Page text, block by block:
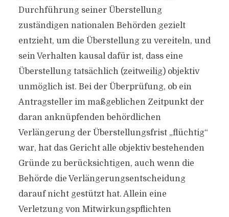
Durchführung seiner Überstellung
zuständigen nationalen Behörden gezielt
entzieht, um die Überstellung zu vereiteln, und
sein Verhalten kausal dafür ist, dass eine
Überstellung tatsächlich (zeitweilig) objektiv
unmöglich ist. Bei der Überprüfung, ob ein
Antragsteller im maßgeblichen Zeitpunkt der
daran anknüpfenden behördlichen
Verlängerung der Überstellungsfrist „flüchtig“
war, hat das Gericht alle objektiv bestehenden
Gründe zu berücksichtigen, auch wenn die
Behörde die Verlängerungsentscheidung
darauf nicht gestützt hat. Allein eine
Verletzung von Mitwirkungspflichten